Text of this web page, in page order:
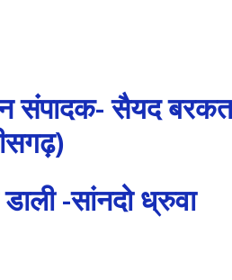
संपादक- सैयद बरकत
-सांनदो ध्रुवा